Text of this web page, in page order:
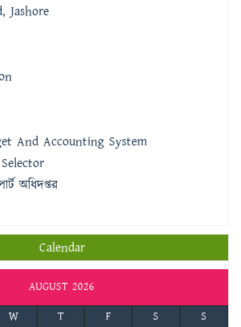
Jashore
And Accounting System
অধিদপ্তর
Calendar
AUGUST 2026
W T F S
S